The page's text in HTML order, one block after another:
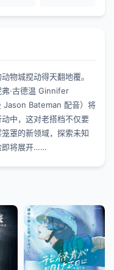
物城搅动得天翻地覆。
·古德温 Ginnifer
Jason Bateman 配音）将
中，这对老搭档不仅要
罩的新领域，探索未知
即将展开……